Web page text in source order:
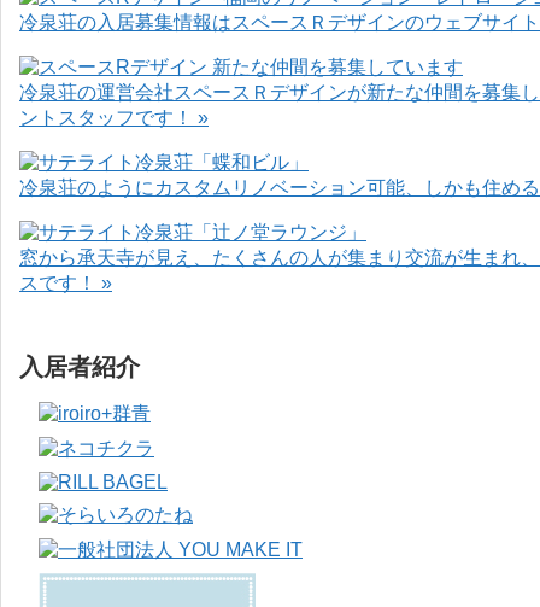
冷泉荘の入居募集情報はスペースＲデザインのウェブサイ
冷泉荘の運営会社スペースＲデザインが新たな仲間を募集
ントスタッフです！ »
冷泉荘のようにカスタムリノベーション可能、しかも住め
窓から承天寺が見え、たくさんの人が集まり交流が生まれ
スです！ »
入居者紹介